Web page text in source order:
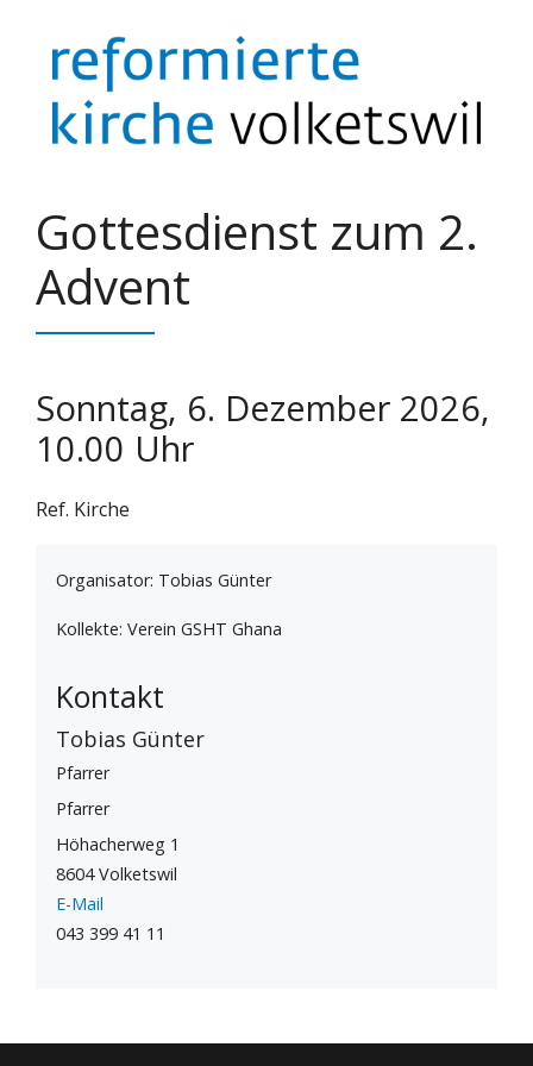
Gottesdienst zum 2.
Advent
Sonntag, 6. Dezember 2026,
10.00 Uhr
Ref. Kirche
Organisator: Tobias Günter
Kollekte: Verein GSHT Ghana
Kontakt
Tobias Günter
Pfarrer
Pfarrer
Höhacherweg 1
8604 Volketswil
E-Mail
043 399 41 11